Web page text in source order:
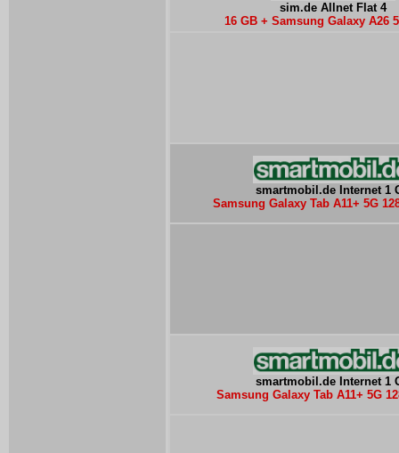
sim.de Allnet Flat 4
16 GB + Samsung Galaxy A26
smartmobil.de Internet 1
Samsung Galaxy Tab A11+ 5G
smartmobil.de Internet 1
Samsung Galaxy Tab A11+ 5G